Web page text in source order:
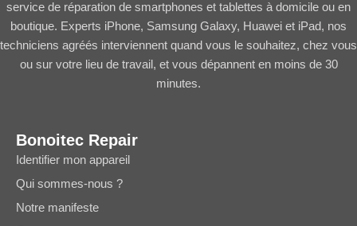
service de réparation de smartphones et tablettes à domicile ou en
boutique. Experts iPhone, Samsung Galaxy, Huawei et iPad, nos
techniciens agréés interviennent quand vous le souhaitez, chez vous
ou sur votre lieu de travail, et vous dépannent en moins de 30
minutes.
Bonoitec Repair
Identifier mon appareil
Qui sommes-nous ?
Notre manifeste